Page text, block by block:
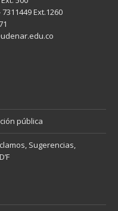
7311449 Ext.1260
pública
Sugerencias,